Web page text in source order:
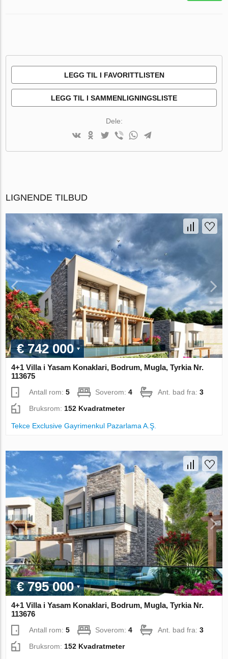
LEGG TIL I FAVORITTLISTEN
LEGG TIL I SAMMENLIGNINGSLISTE
Dele:
LIGNENDE TILBUD
€ 742 000
4+1 Villa i Yasam Konaklari, Bodrum, Mugla, Tyrkia Nr.
113675
Antall rom:5 Soverom:4 Ant. bad fra:3
Bruksrom:152 Kvadratmeter
Tekce Exclusive Gayrimenkul Pazarlama A.Ş.
€ 795 000
4+1 Villa i Yasam Konaklari, Bodrum, Mugla, Tyrkia Nr.
113676
Antall rom:5 Soverom:4 Ant. bad fra:3
Bruksrom: 152 Kvadratmeter